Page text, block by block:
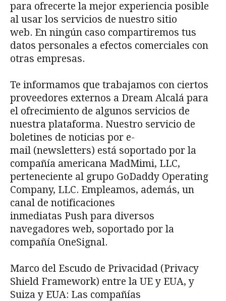
para ofrecerte la mejor experiencia posible
al usar los servicios de nuestro sitio
web. En ningún caso compartiremos tus
datos personales a efectos comerciales con
otras empresas.
Te informamos que trabajamos con ciertos
proveedores externos a Dream Alcalá para
el ofrecimiento de algunos servicios de
nuestra plataforma. Nuestro servicio de
boletines de noticias por e-
mail (newsletters) está soportado por la
compañía americana MadMimi, LLC,
perteneciente al grupo GoDaddy Operating
Company, LLC. Empleamos, además, un
canal de notificaciones
inmediatas Push para diversos
navegadores web, soportado por la
compañía OneSignal.
Marco del Escudo de Privacidad (Privacy
Shield Framework) entre la UE y EUA, y
Suiza y EUA: Las compañías